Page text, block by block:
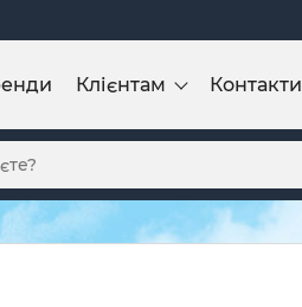
Клієнтам Контакти